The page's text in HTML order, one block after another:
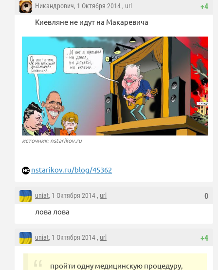
+4
Никандрович, 1 Октября 2014 , url
Киевляне не идут на Макаревича
источник: nstarikov.ru
nstarikov.ru/blog/45362
0
uniat, 1 Октября 2014 , url
лова лова
+4
uniat, 1 Октября 2014 , url
пройти одну медицинскую процедуру,